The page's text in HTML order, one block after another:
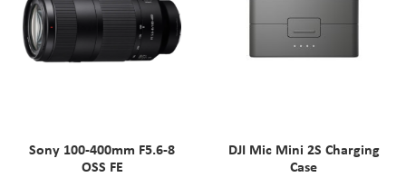
Sony 100-400mm F5.6-8
OSS FE
DJI Mic Mini 2S Charging
Case